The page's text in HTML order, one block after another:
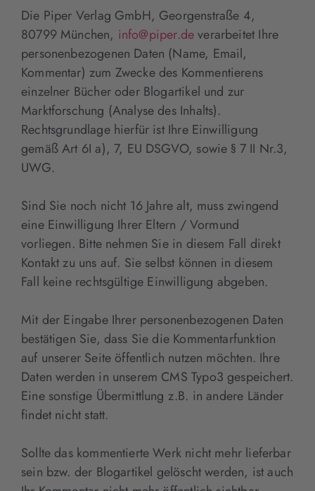
Die Piper Verlag GmbH, Georgenstraße 4,
80799 München, info@piper.deverarbeitet Ihre
personenbezogenen Daten (Name, Email,
Kommentar) zum Zwecke des Kommentierens
einzelner Bücher oder Blogartikel und zur
Marktforschung (Analyse des Inhalts).
Rechtsgrundlage hierfür ist Ihre Einwilligung
gemäß Art 6I a), 7, EU DSGVO, sowie § 7 II Nr.3,
UWG.
Sind Sie noch nicht 16 Jahre alt, muss zwingend
eine Einwilligung Ihrer Eltern / Vormund
vorliegen. Bitte nehmen Sie in diesem Fall direkt
Kontakt zu uns auf. Sie selbst können in diesem
Fall keine rechtsgültige Einwilligung abgeben.
Mit der Eingabe Ihrer personenbezogenen Daten
bestätigen Sie, dass Sie die Kommentarfunktion
auf unserer Seite öffentlich nutzen möchten. Ihre
Daten werden in unserem CMS Typo3 gespeichert.
Eine sonstige Übermittlung z.B. in andere Länder
findet nicht statt.
Sollte das kommentierte Werk nicht mehr lieferbar
sein bzw. der Blogartikel gelöscht werden, ist auch